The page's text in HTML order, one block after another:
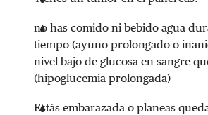
no has comido ni bebido agua
tiempo (ayuno prolongado o
nivel bajo de glucosa en sangre
(hipoglucemia prolongada)
Estás embarazada o planeas